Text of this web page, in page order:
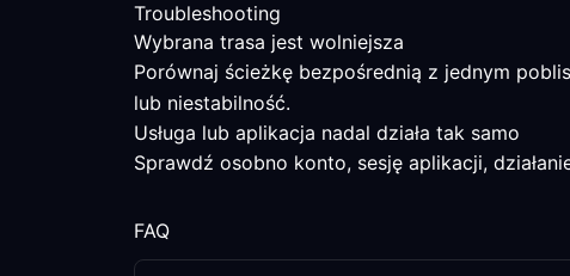
Troubleshooting
Wybrana trasa jest wolniejsza
Porównaj ścieżkę bezpośrednią z jednym
lub niestabilność.
Usługa lub aplikacja nadal działa tak samo
Sprawdź osobno konto, sesję aplikacji,
FAQ